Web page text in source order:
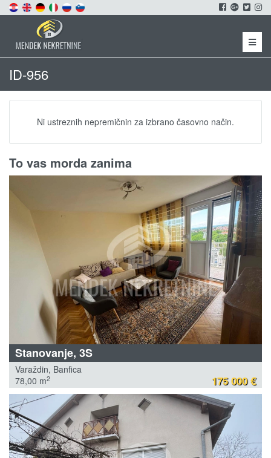
Menu
ID-956
Ni ustreznih nepremičnin za izbrano časovno način.
To vas morda zanima
Stanovanje, 3S
Varaždin, Banfica
78,00 m2 175 000 €